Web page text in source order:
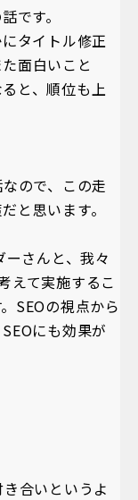
です。
タイトル修正
面白いこと
と、順位も上
ので、この走
と思います。
ーさんと、我々
えて実施するこ
SEOの視点から
にも効果が
合いというよ